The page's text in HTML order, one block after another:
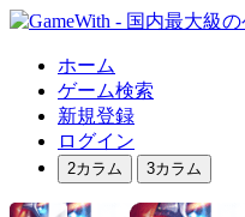
ホーム
ゲーム検索
新規登録
ログイン
2カラム 3カラム